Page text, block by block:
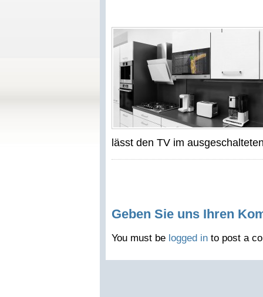
lässt den TV im
Geben Sie uns Ihren
You must be logged in to post a